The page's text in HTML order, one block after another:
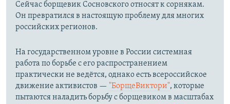
Сейчас борщевик Сосновского относят к сорнякам.
Он превратился в настоящую проблему для многих
российских регионов.
На государственном уровне в России системная
работа по борьбе с его распространением
практически не ведётся, однако есть всероссийское
движение активистов — "БорщеВиктори", которые
пытаются наладить борьбу с борщевиком в масштабах